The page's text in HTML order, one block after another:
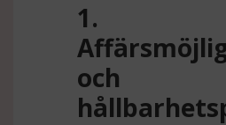
1.
och